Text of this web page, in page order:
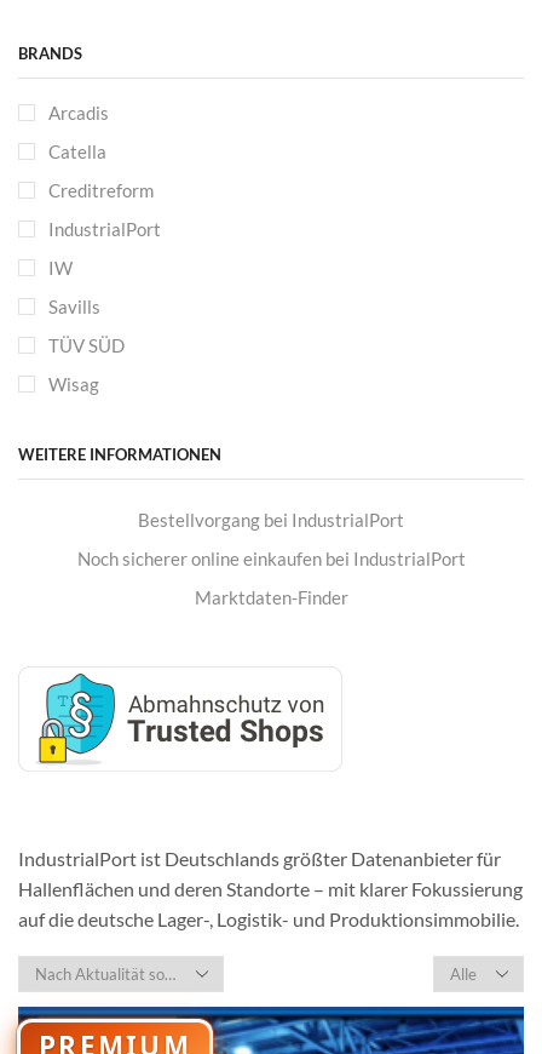
IndustrialPort ist Deutschlands größter Datenanbieter für
Hallenflächen und deren Standorte – mit klarer Fokussierung
auf die deutsche Lager-, Logistik- und Produktionsimmobilie.
Products
page
BRANDS
Arcadis
Catella
Creditreform
IndustrialPort
IW
Savills
TÜV SÜD
Wisag
WEITERE INFORMATIONEN
Bestellvorgang bei IndustrialPort
Noch sicherer online einkaufen bei IndustrialPort
Marktdaten-Finder